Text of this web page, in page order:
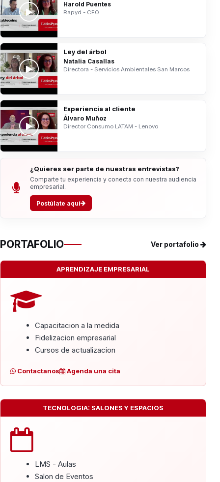
Harold Puentes
Rapyd - CFO
Ley del árbol
Natalia Casallas
Directora - Servicios Ambientales San Marcos
Experiencia al cliente
Álvaro Muñoz
Director Consumo LATAM - Lenovo
¿Quieres ser parte de nuestras entrevistas?
Comparte tu experiencia y conecta con nuestra audiencia
empresarial.
Postúlate aquí
PORTAFOLIO Ver portafolio
APRENDIZAJE EMPRESARIAL
Capacitacion a la medida
Fidelizacion empresarial
Cursos de actualizacion
Contactanos Agenda una cita
TECNOLOGIA: SALONES Y ESPACIOS
LMS - Aulas
Salon de Eventos